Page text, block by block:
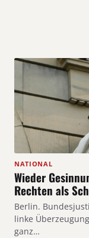
NATIONAL
Wieder
Rechten als
Berlin.
linke
ganz…